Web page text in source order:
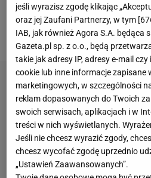
zebrał mnóstwo pochwał, ale
także jest omylny.
jeśli wyrazisz zgodę klikając
oraz jej Zaufani Partnerzy, w tym [
IAB, jak również Agora S.A. będąca
Gazeta.pl sp. z o.o., będą
takie jak adresy IP, adresy e-mail
cookie lub inne informacje zapisane
marketingowych, w szczególności
reklam dopasowanych do Twoich
swoich serwisach, aplikacjach i w
treści w nich wyświetlanych.
Jeśli nie chcesz wyrazić zgody,
chcesz wycofać zgodę uprzednio
„Ustawień Zaawansowanych”.